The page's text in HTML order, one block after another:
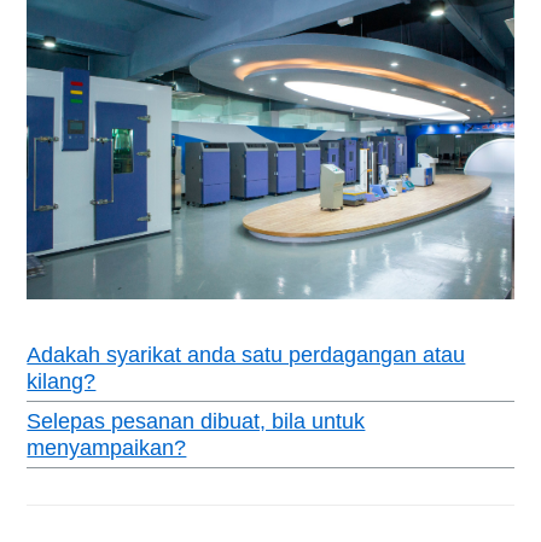
Adakah syarikat anda satu perdagangan atau
kilang?
Selepas pesanan dibuat, bila untuk
menyampaikan?